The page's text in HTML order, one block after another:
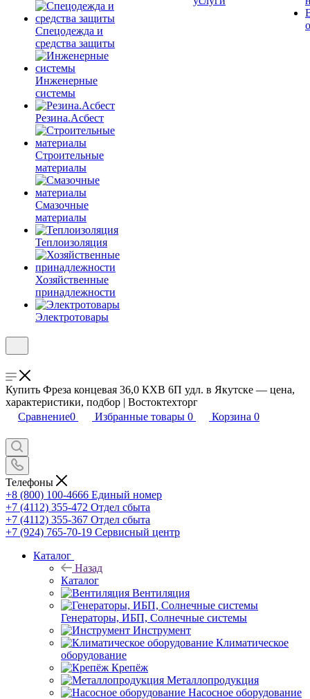
Спецодежда и
средства защиты
Инженерные
системы
Резина.Асбест
Строительные
материалы
Смазочные
материалы
Теплоизоляция
Хозяйственные
принадлежности
Электротовары
Купить Фреза концевая 36,0 КХВ 6П удл. в Якутске — цена,
характеристики, подбор | Востоктехторг
Сравнение0 Избранные товары 0 Корзина 0
Телефоны
+8 (800) 100-4666 Единый номер
+7 (4112) 355-472 Отдел сбыта
+7 (4112) 355-367 Отдел сбыта
+7 (924) 765-70-19 Сервисный центр
Каталог
Назад
Каталог
Вентиляция
Генераторы, ИБП, Солнечные системы
Инструмент
Климатическое
оборудование
Крепёж
Металлопродукция
Насосное оборудование